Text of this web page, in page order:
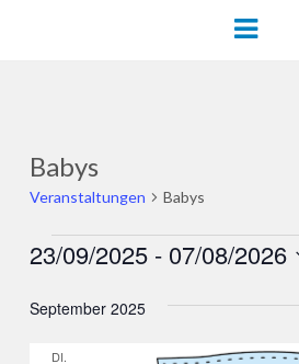
Menu
Babys
Veranstaltungen Babys
Veranstaltungen
23/09/2025 - 07/08/2026
wählen.
September 2025
DI.